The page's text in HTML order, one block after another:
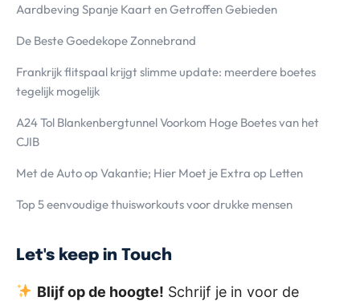
Aardbeving Spanje Kaart en Getroffen Gebieden
De Beste Goedekope Zonnebrand
Frankrijk flitspaal krijgt slimme update: meerdere boetes
tegelijk mogelijk
A24 Tol Blankenbergtunnel Voorkom Hoge Boetes van het
CJIB
Met de Auto op Vakantie; Hier Moet je Extra op Letten
Top 5 eenvoudige thuisworkouts voor drukke mensen
Let's keep in Touch
Blijf op de hoogte! Schrijf je in voor de